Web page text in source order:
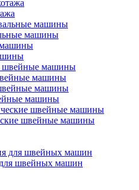
машины
машины
машины
швейные машины
швейных машин